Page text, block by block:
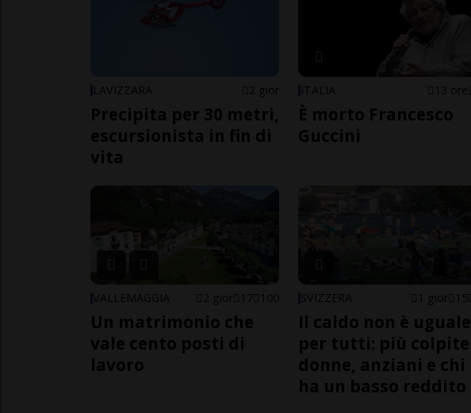
LAVIZZARA 2 gior
Precipita per 30 metri,
escursionista in fin di
vita
ITALIA 13 ore
È morto Francesco
Guccini
VALLEMAGGIA 2 gior 17 100
Un matrimonio che
vale cento posti di
lavoro
SVIZZERA 1 gior 15
Il caldo non è uguale
per tutti: più colpite
donne, anziani e chi
ha un basso reddito